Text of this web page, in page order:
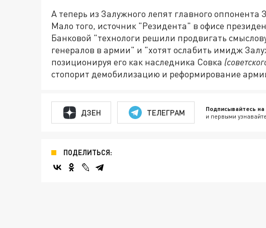
А теперь из Залужного лепят главного оппонента
Мало того, источник "Резидента" в офисе
Банковой "технологи решили продвигать
генералов в армии" и "хотят ослабить имидж
позиционируя его как наследника Совка
стопорит демобилизацию и реформирование
ДЗЕН ТЕЛЕГРАМ Подписывайтесь
и первыми
ПОДЕЛИТЬСЯ: